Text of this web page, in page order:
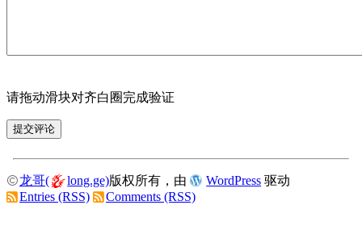
请拖动滑块对齐白圈完成验证
龙哥( long.ge)版权所有，由 WordPress 驱动
Entries (RSS)
Comments (RSS)